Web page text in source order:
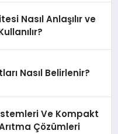
Nasıl Anlaşılır ve
Nasıl Belirlenir?
Ve Kompakt
Çözümleri